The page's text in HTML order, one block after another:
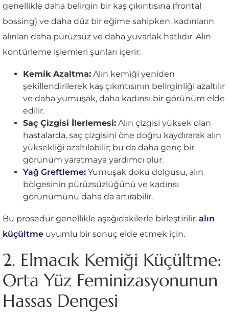
genellikle daha belirgin bir kaş çıkıntısına (frontal
bossing) ve daha düz bir eğime sahipken, kadınların
alınları daha pürüzsüz ve daha yuvarlak hatlıdır. Alın
kontürleme işlemleri şunları içerir:
Kemik Azaltma: Alın kemiği yeniden
şekillendirilerek kaş çıkıntısının belirginliği azaltılır
ve daha yumuşak, daha kadınsı bir görünüm elde
edilir.
Saç Çizgisi İlerlemesi: Alın çizgisi yüksek olan
hastalarda, saç çizgisini öne doğru kaydırarak alın
yüksekliği azaltılabilir; bu da daha genç bir
görünüm yaratmaya yardımcı olur.
Yağ Greftleme: Yumuşak doku dolgusu, alın
bölgesinin pürüzsüzlüğünü ve kadınsı
görünümünü daha da artırabilir.
Bu prosedür genellikle aşağıdakilerle birleştirilir: alın
küçültme uyumlu bir sonuç elde etmek için.
2. Elmacık Kemiği Küçültme:
Orta Yüz Feminizasyonunun
Hassas Dengesi